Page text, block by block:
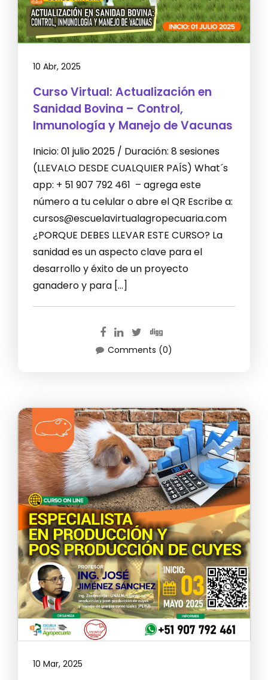
10 Abr, 2025
Curso Virtual: Actualización en
Sanidad Bovina – Control,
Inmunología y Manejo de Vacunas
Inicio: 01 julio 2025 / Duración: 8 sesiones
(LLEVALO DESDE CUALQUIER PAÍS) What´s
app: + 51 907 792 461 – agrega este
número a tu celular o abre el QR Escribe a:
cursos@escuelavirtualagropecuaria.com
¿PORQUE DEBES LLEVAR ESTE CURSO? La
sanidad es un aspecto clave para el
desarrollo y éxito de un proyecto
ganadero y para […]
Comments (0)
10 Mar, 2025